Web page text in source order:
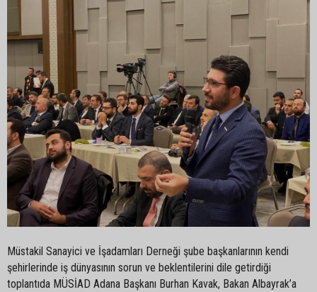
Müstakil Sanayici ve İşadamları Derneği şube başkanlarının kendi
şehirlerinde iş dünyasının sorun ve beklentilerini dile getirdiği
toplantıda MÜSİAD Adana Başkanı Burhan Kavak, Bakan Albayrak’a